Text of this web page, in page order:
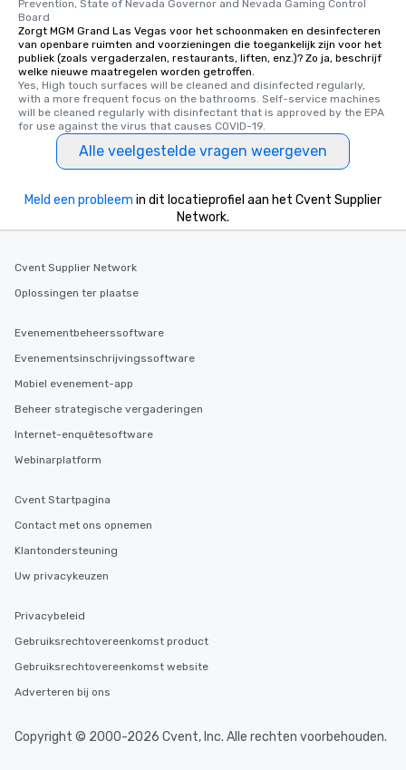
Prevention, State of Nevada Governor and Nevada Gaming Control
Board
Zorgt MGM Grand Las Vegas voor het schoonmaken en desinfecteren
van openbare ruimten and voorzieningen die toegankelijk zijn voor het
publiek (zoals vergaderzalen, restaurants, liften, enz.)? Zo ja, beschrijf
welke nieuwe maatregelen worden getroffen.
Yes, High touch surfaces will be cleaned and disinfected regularly,
with a more frequent focus on the bathrooms. Self-service machines
will be cleaned regularly with disinfectant that is approved by the EPA
for use against the virus that causes COVID-19.
Alle veelgestelde vragen weergeven
Meld een probleem in dit locatieprofiel aan het Cvent Supplier
Network.
Cvent Supplier Network
Oplossingen ter plaatse
Evenementbeheerssoftware
Evenementsinschrijvingssoftware
Mobiel evenement-app
Beheer strategische vergaderingen
Internet-enquêtesoftware
Webinarplatform
Cvent Startpagina
Contact met ons opnemen
Klantondersteuning
Uw privacykeuzen
Privacybeleid
Gebruiksrechtovereenkomst product
Gebruiksrechtovereenkomst website
Adverteren bij ons
Copyright © 2000-2026 Cvent, Inc. Alle rechten voorbehouden.